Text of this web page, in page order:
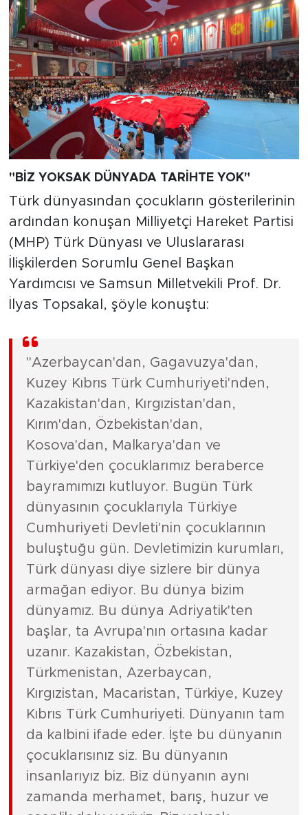
"BİZ YOKSAK DÜNYADA TARİHTE YOK"
Türk dünyasından çocukların gösterilerinin
ardından konuşan Milliyetçi Hareket Partisi
(MHP) Türk Dünyası ve Uluslararası
İlişkilerden Sorumlu Genel Başkan
Yardımcısı ve Samsun Milletvekili Prof. Dr.
İlyas Topsakal, şöyle konuştu:
"Azerbaycan'dan, Gagavuzya'dan,
Kuzey Kıbrıs Türk Cumhuriyeti'nden,
Kazakistan'dan, Kırgızistan'dan,
Kırım'dan, Özbekistan'dan,
Kosova'dan, Malkarya'dan ve
Türkiye'den çocuklarımız beraberce
bayramımızı kutluyor. Bugün Türk
dünyasının çocuklarıyla Türkiye
Cumhuriyeti Devleti'nin çocuklarının
buluştuğu gün. Devletimizin kurumları,
Türk dünyası diye sizlere bir dünya
armağan ediyor. Bu dünya bizim
dünyamız. Bu dünya Adriyatik'ten
başlar, ta Avrupa'nın ortasına kadar
uzanır. Kazakistan, Özbekistan,
Türkmenistan, Azerbaycan,
Kırgızistan, Macaristan, Türkiye, Kuzey
Kıbrıs Türk Cumhuriyeti. Dünyanın tam
da kalbini ifade eder. İşte bu dünyanın
çocuklarısınız siz. Bu dünyanın
insanlarıyız biz. Biz dünyanın aynı
zamanda merhamet, barış, huzur ve